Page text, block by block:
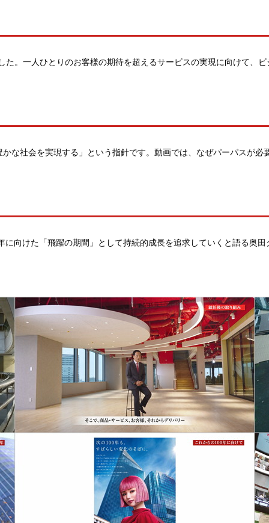
一人ひとりのお客様の期待を超えるサービスの実現に向け
会を実現する」という指針です。動画では、なぜパーパス
けた「飛躍の期間」として持続的成長を追求していくと語る